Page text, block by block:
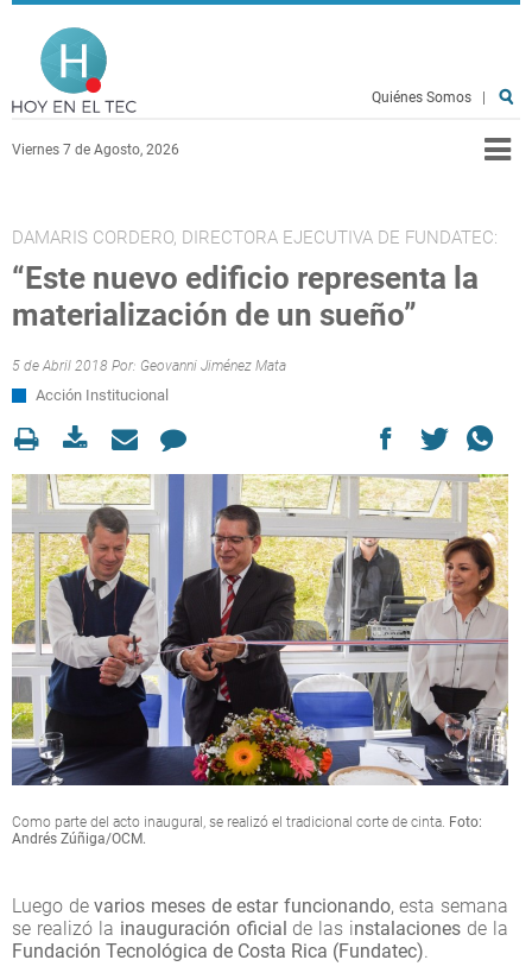
Pasar al contenido principal
Viernes 7 de Agosto, 2026
Quiénes Somos
DAMARIS CORDERO, DIRECTORA EJECUTIVA DE FUNDATEC:
“Este nuevo edificio representa la
materialización de un sueño”
5 de Abril 2018 Por: Geovanni Jiménez Mata
Acción Institucional
Como parte del acto inaugural, se realizó el tradicional corte de cinta. Foto:
Andrés Zúñiga/OCM.
Luego devarios meses de estar funcionando, esta semana
se realizó la inauguración oficial de las instalaciones de la
Fundación Tecnológica de Costa Rica (Fundatec).